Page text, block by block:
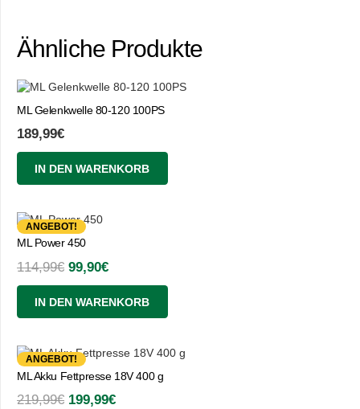
Ähnliche Produkte
ML Gelenkwelle 80-120 100PS
189,99€
IN DEN WARENKORB
ANGEBOT!
ML Power 450
114,99€ Ursprünglicher
Preis
war:
114,99€
99,90€Aktueller
Preis
ist:
99,90€.
IN DEN WARENKORB
ANGEBOT!
ML Akku Fettpresse 18V 400 g
219,99€ Ursprünglicher
199,99€Aktueller